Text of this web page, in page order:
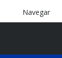
Navegar